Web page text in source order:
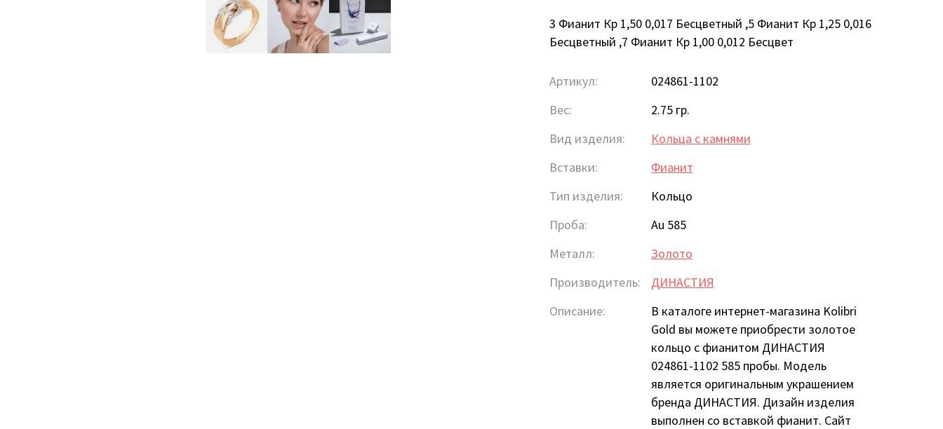
3 Фианит Кр 1,50 0,017 Бесцветный ,5 Фианит Кр 1,25 0,016
Бесцветный ,7 Фианит Кр 1,00 0,012 Бесцвет
Артикул:
024861-1102
Вес:
2.75 гр.
Вид изделия:
Кольца с камнями
Вставки:
Фианит
Тип изделия:
Кольцо
Проба:
Au 585
Металл:
Золото
Производитель:
ДИНАСТИЯ
Описание:
В каталоге интернет-магазина Kolibri
Gold вы можете приобрести золотое
кольцо с фианитом ДИНАСТИЯ
024861-1102 585 пробы. Модель
является оригинальным украшением
бренда ДИНАСТИЯ. Дизайн изделия
выполнен со вставкой фианит. Сайт